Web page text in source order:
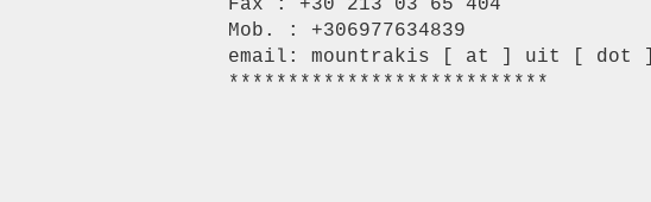
Fax : +30 213 03 65 404
Mob. : +306977634839
email: mountrakis [ at ] uit [ dot
***************************